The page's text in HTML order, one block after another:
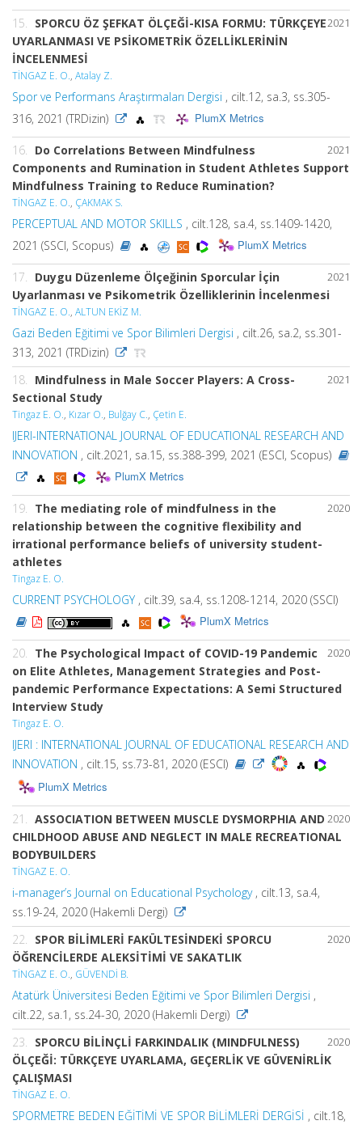
2021
15. SPORCU ÖZ ŞEFKAT ÖLÇEĞİ-KISA FORMU: TÜRKÇEYE
UYARLANMASI VE PSİKOMETRİK ÖZELLİKLERİNİN
İNCELENMESİ
TİNGAZ E. O., Atalay Z.
Spor ve Performans Araştırmaları Dergisi , cilt.12, sa.3, ss.305-
316, 2021 (TRDizin)
PlumX Metrics
2021
16. Do Correlations Between Mindfulness
Components and Rumination in Student Athletes Support
Mindfulness Training to Reduce Rumination?
TİNGAZ E. O., ÇAKMAK S.
PERCEPTUAL AND MOTOR SKILLS , cilt.128, sa.4, ss.1409-1420,
2021 (SSCI, Scopus)
PlumX Metrics
2021
17. Duygu Düzenleme Ölçeğinin Sporcular İçin
Uyarlanması ve Psikometrik Özelliklerinin İncelenmesi
TİNGAZ E. O., ALTUN EKİZ M.
Gazi Beden Eğitimi ve Spor Bilimleri Dergisi , cilt.26, sa.2, ss.301-
313, 2021 (TRDizin)
2021
18. Mindfulness in Male Soccer Players: A Cross-
Sectional Study
Tingaz E. O., Kızar O., Bulğay C., Çetin E.
IJERI-INTERNATIONAL JOURNAL OF EDUCATIONAL RESEARCH AND
INNOVATION , cilt.2021, sa.15, ss.388-399, 2021 (ESCI, Scopus)
PlumX Metrics
2020
19. The mediating role of mindfulness in the
relationship between the cognitive flexibility and
irrational performance beliefs of university student-
athletes
Tingaz E. O.
CURRENT PSYCHOLOGY , cilt.39, sa.4, ss.1208-1214, 2020 (SSCI)
PlumX Metrics
2020
20. The Psychological Impact of COVID-19 Pandemic
on Elite Athletes, Management Strategies and Post-
pandemic Performance Expectations: A Semi Structured
Interview Study
Tingaz E. O.
IJERI : INTERNATIONAL JOURNAL OF EDUCATIONAL RESEARCH AND
INNOVATION , cilt.15, ss.73-81, 2020 (ESCI)
PlumX Metrics
2020
21.
ASSOCIATION BETWEEN MUSCLE DYSMORPHIA AND
CHILDHOOD ABUSE AND NEGLECT IN MALE RECREATIONAL
BODYBUILDERS
TİNGAZ E. O.
i-manager’s Journal on Educational Psychology, cilt.13, sa.4,
ss.19-24, 2020 (Hakemli Dergi)
2020
22.
SPOR BİLİMLERİ FAKÜLTESİNDEKİ SPORCU
ÖĞRENCİLERDE ALEKSİTİMİ VE SAKATLIK
TİNGAZ E. O., GÜVENDİ B.
Atatürk Üniversitesi Beden Eğitimi ve Spor Bilimleri Dergisi ,
cilt.22, sa.1, ss.24-30, 2020 (Hakemli Dergi)
2020
23.
SPORCU BİLİNÇLİ FARKINDALIK (MINDFULNESS)
ÖLÇEĞİ: TÜRKÇEYE UYARLAMA, GEÇERLİK VE GÜVENİRLİK
ÇALIŞMASI
TİNGAZ E. O.
SPORMETRE BEDEN EĞİTİMİ VE SPOR BİLİMLERİ DERGİSİ , cilt.18,